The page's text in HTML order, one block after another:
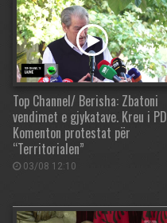
Top Channel/ Berisha: Zbatoni
vendimet e gjykatave. Kreu i PD
Komenton protestat për
“Territorialen”
03/08 12:10